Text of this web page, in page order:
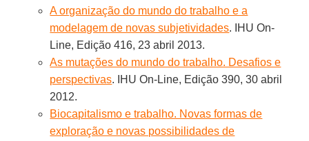
A organização do mundo do trabalho e a
modelagem de novas subjetividades. IHU On-
Line, Edição 416, 23 abril 2013.
As mutações do mundo do trabalho. Desafios e
perspectivas. IHU On-Line, Edição 390, 30 abril
2012.
Biocapitalismo e trabalho. Novas formas de
exploração e novas possibilidades de